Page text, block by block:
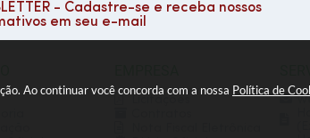
Ao continuar você concorda com a nossa Política de
- Cadastre-se e receba nossos
em seu e-mail